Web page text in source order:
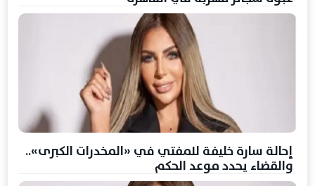
إحالة سارة خليفة للمفتي في «المخدرات الكبرى»..
والقضاء يحدد موعد الحكم